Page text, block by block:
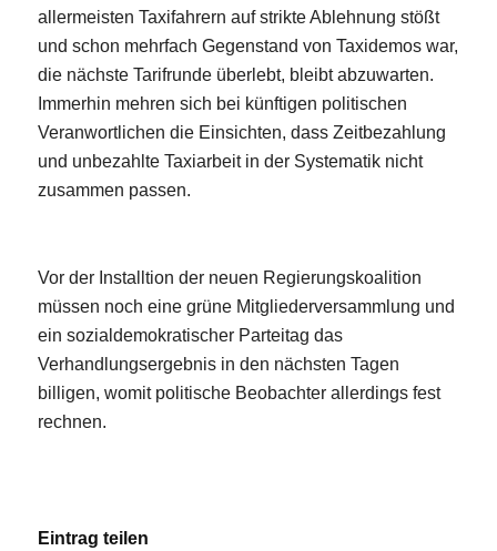
allermeisten Taxifahrern auf strikte Ablehnung stößt
und schon mehrfach Gegenstand von Taxidemos war,
die nächste Tarifrunde überlebt, bleibt abzuwarten.
Immerhin mehren sich bei künftigen politischen
Veranwortlichen die Einsichten, dass Zeitbezahlung
und unbezahlte Taxiarbeit in der Systematik nicht
zusammen passen.
Vor der Installtion der neuen Regierungskoalition
müssen noch eine grüne Mitgliederversammlung und
ein sozialdemokratischer Parteitag das
Verhandlungsergebnis in den nächsten Tagen
billigen, womit politische Beobachter allerdings fest
rechnen.
Eintrag teilen